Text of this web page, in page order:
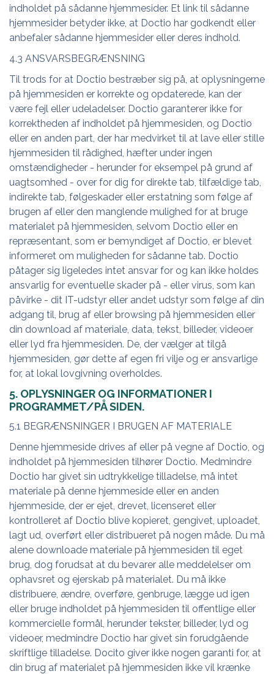
indholdet på sådanne hjemmesider. Et link til sådanne
hjemmesider betyder ikke, at Doctio har godkendt eller
anbefaler sådanne hjemmesider eller deres indhold.
4.3 ANSVARSBEGRÆNSNING
Til trods for at Doctio bestræber sig på, at oplysningerne
på hjemmesiden er korrekte og opdaterede, kan der
være fejl eller udeladelser. Doctio garanterer ikke for
korrektheden af indholdet på hjemmesiden, og Doctio
eller en anden part, der har medvirket til at lave eller stille
hjemmesiden til rådighed, hæfter under ingen
omstændigheder - herunder for eksempel på grund af
uagtsomhed - over for dig for direkte tab, tilfældige tab,
indirekte tab, følgeskader eller erstatning som følge af
brugen af eller den manglende mulighed for at bruge
materialet på hjemmesiden, selvom Doctio eller en
repræsentant, som er bemyndiget af Doctio, er blevet
informeret om muligheden for sådanne tab. Doctio
påtager sig ligeledes intet ansvar for og kan ikke holdes
ansvarlig for eventuelle skader på - eller virus, som kan
påvirke - dit IT-udstyr eller andet udstyr som følge af din
adgang til, brug af eller browsing på hjemmesiden eller
din download af materiale, data, tekst, billeder, videoer
eller lyd fra hjemmesiden. De, der vælger at tilgå
hjemmesiden, gør dette af egen fri vilje og er ansvarlige
for, at lokal lovgivning overholdes.
5. OPLYSNINGER OG INFORMATIONER I
PROGRAMMET/PÅ SIDEN.
5.1 BEGRÆNSNINGER I BRUGEN AF MATERIALE
Denne hjemmeside drives af eller på vegne af Doctio, og
indholdet på hjemmesiden tilhører Doctio. Medmindre
Doctio har givet sin udtrykkelige tilladelse, må intet
materiale på denne hjemmeside eller en anden
hjemmeside, der er ejet, drevet, licenseret eller
kontrolleret af Doctio blive kopieret, gengivet, uploadet,
lagt ud, overført eller distribueret på nogen måde. Du må
alene downloade materiale på hjemmesiden til eget
brug, dog forudsat at du bevarer alle meddelelser om
ophavsret og ejerskab på materialet. Du må ikke
distribuere, ændre, overføre, genbruge, lægge ud igen
eller bruge indholdet på hjemmesiden til offentlige eller
kommercielle formål, herunder tekster, billeder, lyd og
videoer, medmindre Doctio har givet sin forudgående
skriftlige tilladelse. Docito giver ikke nogen garanti for, at
din brug af materialet på hjemmesiden ikke vil krænke